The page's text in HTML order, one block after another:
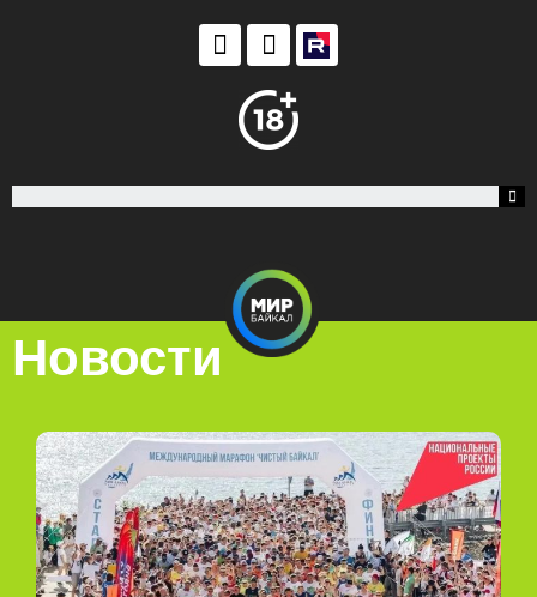
Новости